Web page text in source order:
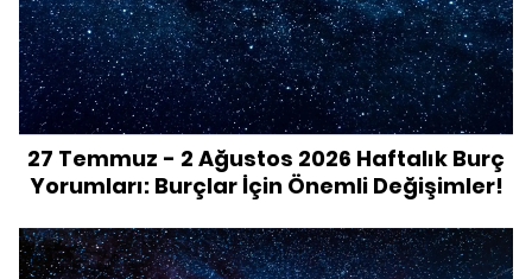
27 Temmuz - 2 Ağustos 2026 Haftalık Burç
Yorumları: Burçlar İçin Önemli Değişimler!